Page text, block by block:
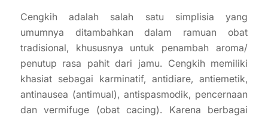
Cengkih adalah salah satu simplisia yang
umumnya ditambahkan dalam ramuan obat
tradisional, khususnya untuk penambah aroma/
penutup rasa pahit dari jamu. Cengkih memiliki
khasiat sebagai karminatif, antidiare, antiemetik,
antinausea (antimual), antispasmodik, pencernaan
dan vermifuge (obat cacing). Karena berbagai